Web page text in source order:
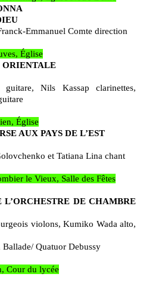
Emmanuel Comte direction
Église
ORIENTALE
Nils Kassap clarinettes,
Église
AUX PAYS DE L’EST
et Tatiana Lina chant
le Vieux, Salle des Fêtes
DE CHAMBRE
violons, Kumiko Wada alto,
Ballade/ Quatuor Debussy
Cour du lycée